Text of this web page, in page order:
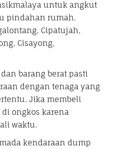
untuk angkut
pindahan rumah.
Cipatujah,
Cisayong,
barang berat pasti
dengan tenaga yang
Jika membeli
ongkos karena
waktu.
kendaraan dump